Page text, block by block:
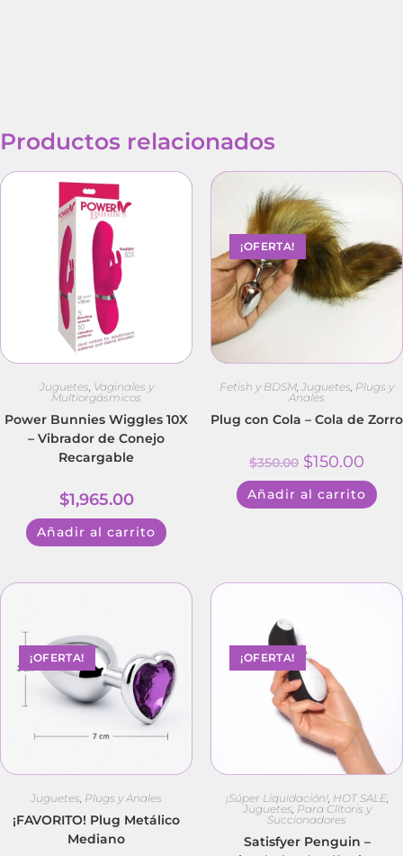
Productos relacionados
Juguetes Vaginales y
Multiorgásmicos
Power Bunnies Wiggles 10X
– Vibrador de Conejo
Recargable
$1,965.00
Añadir al carrito
¡OFERTA!
Fetish y BDSM Juguetes Plugs y
Anales
Plug con Cola – Cola de Zorro
$350.00 $150.00
Añadir al carrito
¡OFERTA!
Juguetes Plugs y Anales
¡FAVORITO! Plug Metálico
Mediano
¡OFERTA!
¡Súper Liquidación!, HOT SALE,
Juguetes Para Clítoris y
Succionadores
Satisfyer Penguin –